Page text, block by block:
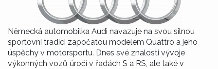
Německá automobilka Audi navazuje na svou silnou
sportovní tradici započatou modelem Quattro a jeho
úspěchy v motorsportu. Dnes své znalosti vývoje
výkonných vozů úročí v řadách S a RS, ale také v